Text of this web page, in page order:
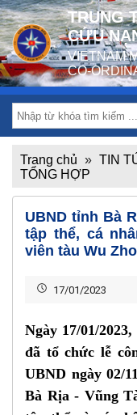
TRUNG
CỨU
VIETNAM
CO-
Trang chủ » TIN
TỔNG HỢP
UBND tỉnh Bà
tập thể, cá
viên tàu Wu
17/01/2023
Ngày 17/01/2023,
đã tổ chức lễ
UBND ngày 02/
Bà Rịa - Vũng